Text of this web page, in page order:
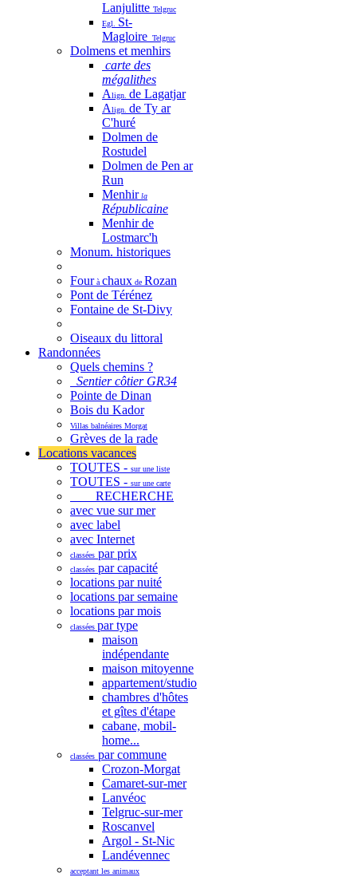
Lanjulitte Telgruc
Egl. St-
Magloire Telgruc
Dolmens et menhirs
carte des
mégalithes
Align. de Lagatjar
Align. de Ty ar
C'huré
Dolmen de
Rostudel
Dolmen de Pen ar
Run
Menhirla
Républicaine
Menhir de
Lostmarc'h
Monum. historiques
Fourà chaux de Rozan
Pont de Térénez
Fontaine de St-Divy
Oiseaux du littoral
Randonnées
Quels chemins ?
Sentier côtier GR34
Pointe de Dinan
Bois du Kador
Villas balnéaires Morgat
Grèves de la rade
Locations vacances
TOUTES - sur une liste
TOUTES - sur une carte
RECHERCHE
avec vue sur mer
avec label
avec Internet
classées par prix
classées par capacité
locations par nuité
locations par semaine
locations par mois
classées par type
maison
indépendante
maison mitoyenne
appartement/studio
chambres d'hôtes
et gîtes d'étape
cabane, mobil-
home...
classées par commune
Crozon-Morgat
Camaret-sur-mer
Lanvéoc
Telgruc-sur-mer
Roscanvel
Argol - St-Nic
Landévennec
acceptant les animaux